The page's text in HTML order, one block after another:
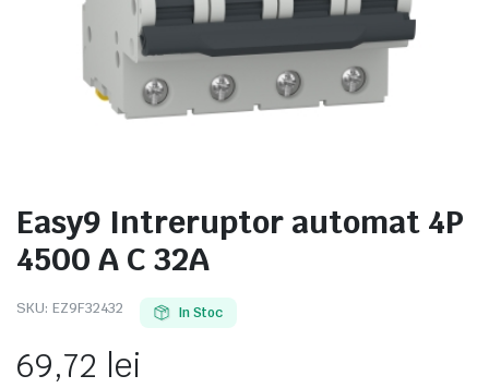
Easy9 Intreruptor automat 4P
4500 A C 32A
SKU: EZ9F32432 In Stoc
69,72 lei